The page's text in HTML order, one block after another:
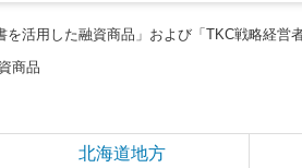
活用した融資商品」および「TKC戦略経営
商品
北海道地方